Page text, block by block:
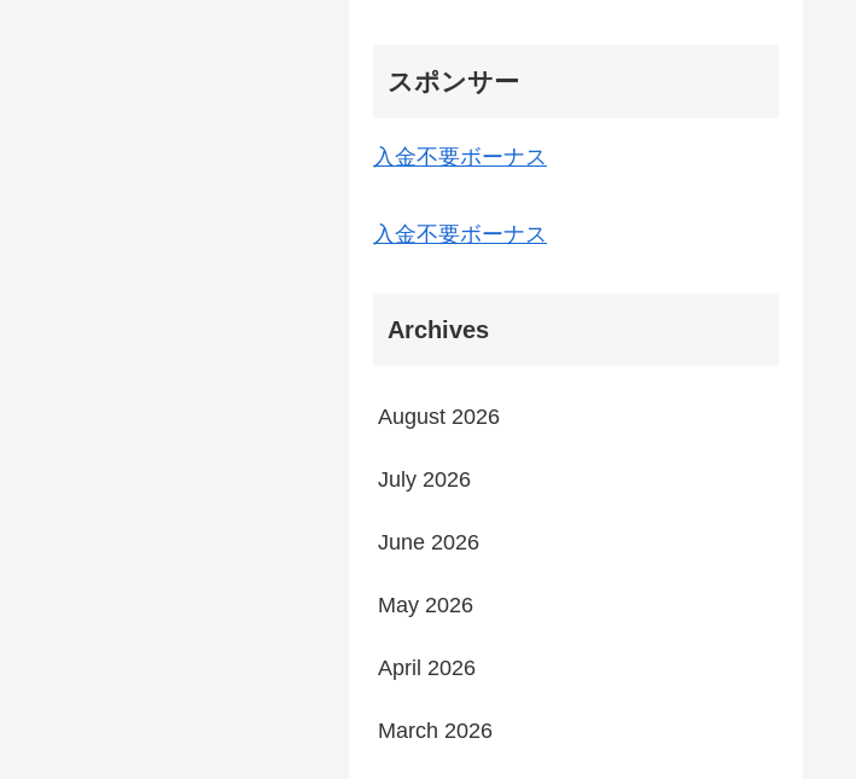
スポンサー
入金不要ボーナス
入金不要ボーナス
Archives
August 2026
July 2026
June 2026
May 2026
April 2026
March 2026